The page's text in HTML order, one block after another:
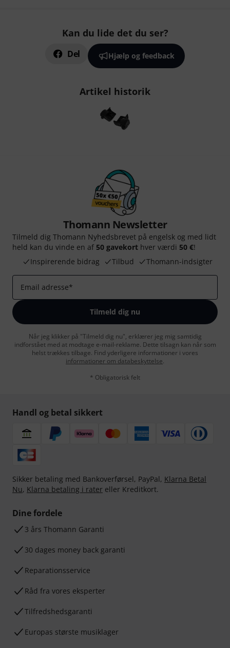
Kan du lide det du ser?
Del Hjælp og feedback
Artikel historik
Thomann Newsletter
Tilmeld dig Thomann Nyhedsbrevet på engelsk og med lidt
held kan du vinde en af 50 gavekort hver værdi 50 €!
Inspirerende bidrag
Tilbud Thomann-indsigter
Email adresse*
Tilmeld dig nu
Når jeg klikker på "Tilmeld dig nu", erklærer jeg mig samtidig
indforstået med at modtage e-mail-reklame. Dette tilsagn kan når som
helst trækkes tilbage. Find yderligere informationer i vores
informationer om databeskyttelse.
* Obligatorisk felt
Handl og betal sikkert
Sikker betaling med Bankoverførsel, PayPal, Klarna Betal
Nu, Klarna betaling i rater eller Kreditkort.
Dine fordele
3 års Thomann Garanti
30 dages money back garanti
Reparationsservice
Råd fra vores eksperter
Tilfredshedsgaranti
Europas største musiklager